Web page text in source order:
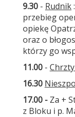
9.30 - Rudnik:
przebieg
opiekę
oraz o
którzy go
11.00 -
16.30
17.00 - Za +
z Bloku i p.